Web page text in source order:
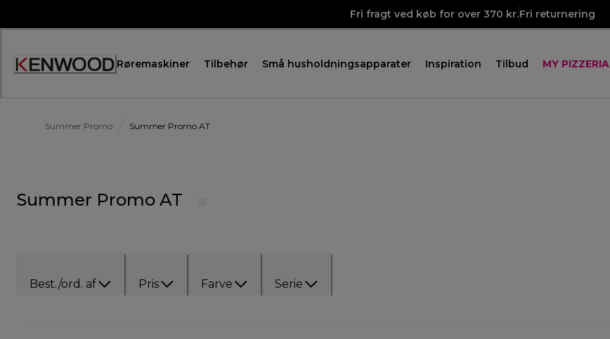
Fri fragt ved køb for over 370 kr.Fri returnering
Røremaskiner Tilbehør Små husholdningsapparater Inspiration Tilbud MY PIZZERIA
Summer Promo Summer Promo AT
Summer Promo AT
Best./ord. af Pris Farve Serie